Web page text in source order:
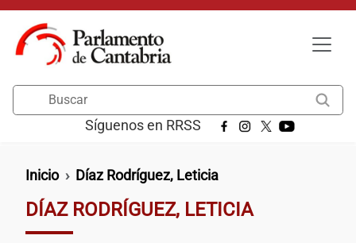
Pasar al contenido principal
Síguenos en RRSS
Ruta de navegación
Inicio Díaz Rodríguez, Leticia
DÍAZ RODRÍGUEZ, LETICIA